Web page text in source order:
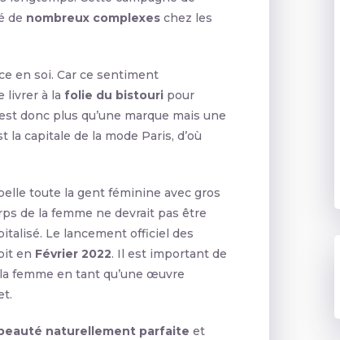
de nombreux complexes chez les
en soi. Car ce sentiment
livrer à la folie du bistouri pour
donc plus qu’une marque mais une
la capitale de la mode Paris, d’où
toute la gent féminine avec gros
de la femme ne devrait pas être
Le lancement officiel des
en Février 2022. Il est important de
femme en tant qu’une œuvre
naturellement parfaite et